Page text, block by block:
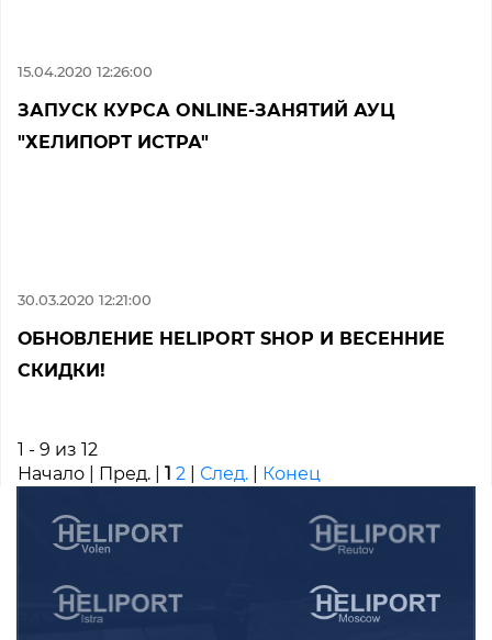
15.04.2020 12:26:00
ЗАПУСК КУРСА ONLINE-ЗАНЯТИЙ АУЦ
"ХЕЛИПОРТ ИСТРА"
30.03.2020 12:21:00
ОБНОВЛЕНИЕ HELIPORT SHOP И ВЕСЕННИЕ
СКИДКИ!
1 - 9 из 12
Начало | Пред. | 1 2 След. Конец